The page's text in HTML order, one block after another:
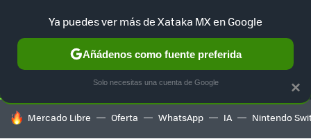
SELECCIÓN GAMING HOME AUTO TERRITORIO
HOY SE HABLA DE
Mercado Libre Oferta WhatsApp IA Nintendo
×
Ya puedes ver más de Xataka MX en Google
Añádenos como fuente preferida
Solo necesitas una cuenta de Google